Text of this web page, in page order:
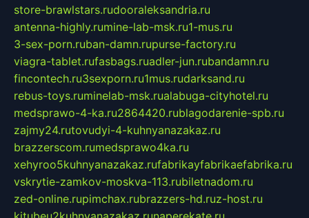
store-brawlstars.rudooraleksandria.ru
antenna-highly.rumine-lab-msk.ru1-mus.ru
3-sex-porn.ruban-damn.rupurse-factory.ru
viagra-tablet.rufasbags.ruadler-jun.rubandamn.ru
fincontech.ru3sexporn.ru1mus.rudarksand.ru
rebus-toys.ruminelab-msk.rualabuga-cityhotel.ru
medsprawo-4-ka.ru2864420.rublagodarenie-spb.ru
zajmy24.rutovudyi-4-kuhnyanazakaz.ru
brazzerscom.rumedsprawo4ka.ru
xehyroo5kuhnyanazakaz.rufabrikayfabrikaefabrika.ru
vskrytie-zamkov-moskva-113.rubiletnadom.ru
zed-online.rupimchax.rubrazzers-hd.ruz-host.ru